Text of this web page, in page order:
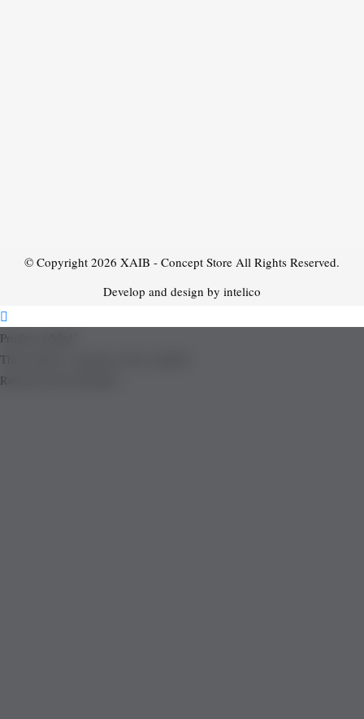
© Copyright 2026 XAIB - Concept Store All Rights Reserved.
Develop and design by intelico
Product added!
The product is already in the wishlist!
Removed from Wishlist